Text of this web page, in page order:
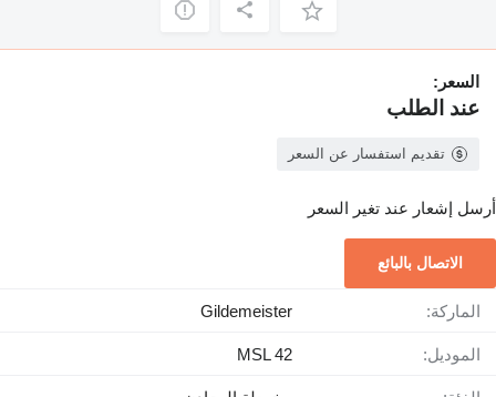
السعر:
عند الطلب
تقديم استفسار عن السعر
أرسل إشعار عند تغير السعر
الاتصال بالبائع
الماركة: Gildemeister
الموديل: MSL 42